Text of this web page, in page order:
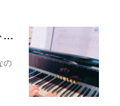
【幼い頃からホンモノに触れるメリットとは？】
の